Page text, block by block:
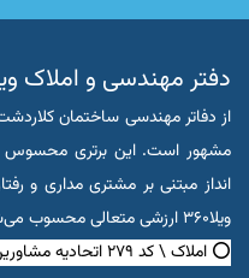
دفتر مهندسی و املاک
از دفاتر مهندسی ساختمان
مشهور است. این برتری محسوس
انداز مبتنی بر مشتری مداری و
ویلا۳۶۰ ارزشی متعالی محسوب می‌شود.
⭕ املاک \ کد ۲۷۹ اتحادیه مشاورین املاک